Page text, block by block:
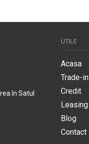
în Satul
UTILE
Acasa
Trade-in
Credit
Leasing
Blog
Contact